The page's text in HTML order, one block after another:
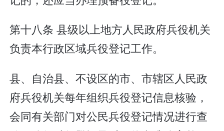
第十八条 县级以上地方人民政府兵役机关
负责本行政区域兵役登记工作。
县、自治县、不设区的市、市辖区人民政
府兵役机关每年组织兵役登记信息核验，
会同有关部门对公民兵役登记情况进行查